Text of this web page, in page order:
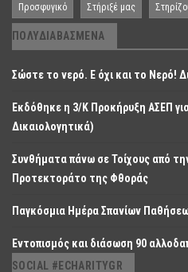
Προσφυγικό Στήριξέ μας
ΠΟΛΥΔΙΑΒΑΣΜΈΝΑ
Σώστε το νερό. Ε όχι και το Νερό!
Εκδόθηκε η 3/Κ Προκήρυξη ΑΣΕΠ
Δικαιολογητικά)
Συνθήματα πάνω σε Τοίχους από
Προτεκτοράτο της Φθοράς
Παγκόσμια Ημέρα Σπανίων
Εντοπισμός και διάσωση 90
SOCIAL #ECHARITYGR